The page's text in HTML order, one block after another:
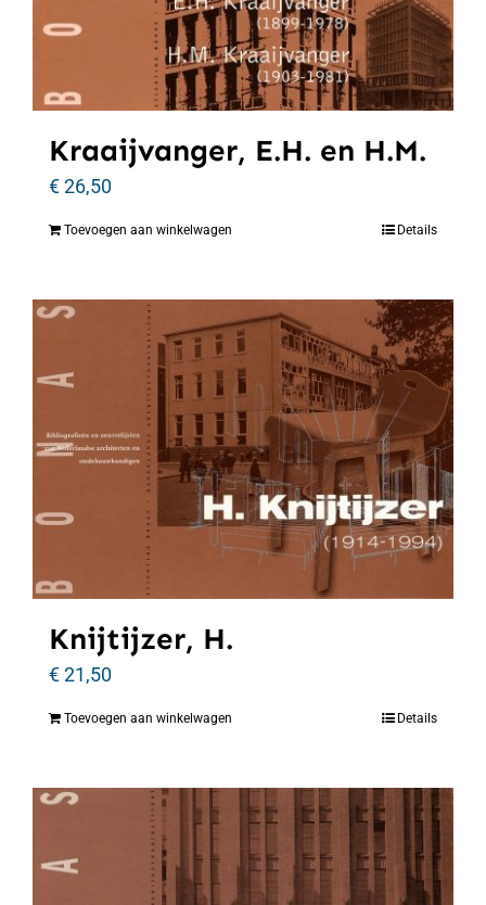
Kraaijvanger, E.H. en H.M.
€26,50
Toevoegen aan winkelwagen Details
Knijtijzer, H.
€21,50
Toevoegen aan winkelwagen Details